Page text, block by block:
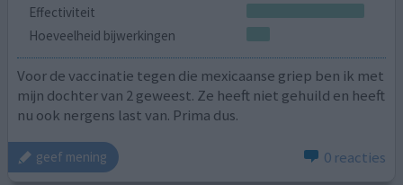
Effectiviteit
Hoeveelheid bijwerkingen
Voor de vaccinatie tegen die mexicaanse griep ben ik met
mijn dochter van 2 geweest. Ze heeft niet gehuild en heeft
nu ook nergens last van. Prima dus.
geef mening 0 reacties